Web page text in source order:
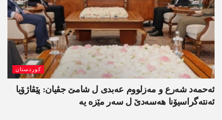
کوردستان
ئەحمەد شەرع و مەزلووم عەبدی ل شامێ جڤیان: پێڤاژۆیا
ئەنتەگراسیۆنا ھەسەدێ ل سەر مێزە یە